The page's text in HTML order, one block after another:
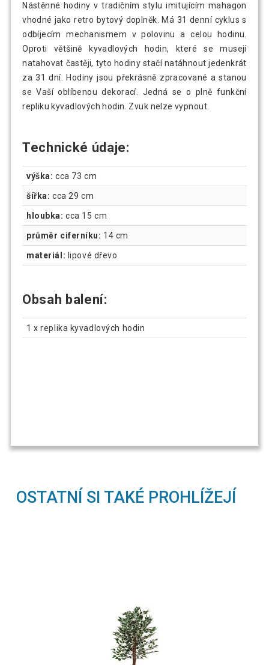
Nástěnné hodiny v tradičním stylu imitujícím mahagon
vhodné jako retro bytový doplněk. Má 31 denní cyklus s
odbíjecím mechanismem v polovinu a celou hodinu.
Oproti většině kyvadlových hodin, které se musejí
natahovat častěji, tyto hodiny stačí natáhnout jedenkrát
za 31 dní. Hodiny jsou překrásně zpracované a stanou
se Vaší oblíbenou dekorací. Jedná se o plně funkční
repliku kyvadlových hodin. Zvuk nelze vypnout.
Technické údaje:
výška: cca 73 cm
šířka: cca 29 cm
hloubka: cca 15 cm
průměr ciferníku: 14 cm
materiál: lipové dřevo
Obsah balení:
1 x replika kyvadlových hodin
OSTATNÍ SI TAKÉ PROHLÍŽEJÍ